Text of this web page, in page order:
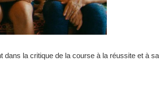
la critique de la course à la réussite et à